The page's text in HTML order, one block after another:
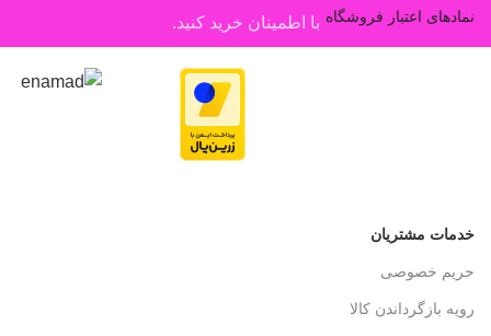
با اطمینان خرید کنید. نمادهای اعتبار فروشگاه
خدمات مشتریان
حریم خصوصی
رویه بازگرداندن کالا